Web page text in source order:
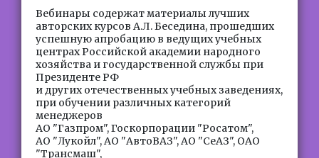
Вебинары содержат материалы лучших
авторских курсов А.Л. Беседина, прошедших
успешную апробацию в ведущих учебных
центрах Российской академии народного
хозяйства и государственной службы при
Президенте РФ
и других отечественных учебных заведениях,
при обучении различных категорий
менеджеров
АО "Газпром", Госкорпорации "Росатом",
АО "Лукойл", АО "АвтоВАЗ", АО "СеАЗ", ОАО
"Трансмаш",